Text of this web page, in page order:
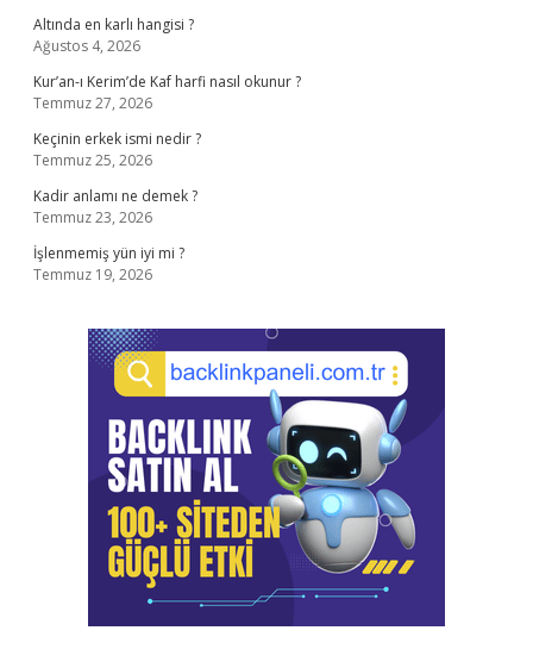
Altında en karlı hangisi ?
Ağustos 4, 2026
Kur’an-ı Kerim’de Kaf harfi nasıl okunur ?
Temmuz 27, 2026
Keçinin erkek ismi nedir ?
Temmuz 25, 2026
Kadir anlamı ne demek ?
Temmuz 23, 2026
İşlenmemiş yün iyi mi ?
Temmuz 19, 2026